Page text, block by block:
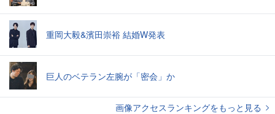
重岡大毅&濱田崇裕 結婚W発表
巨人のベテラン左腕が「密会」か
画像アクセスランキングをもっと見る